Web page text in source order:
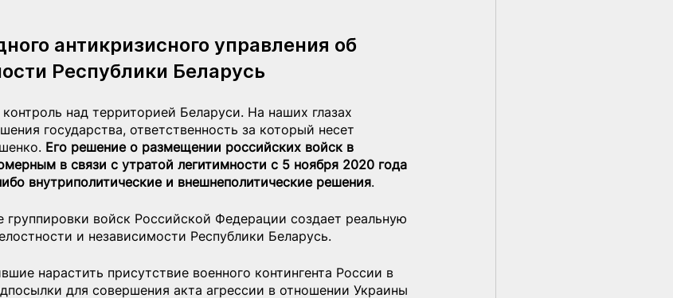
антикризисного управления об
Республики Беларусь
над территорией Беларуси. На наших глазах
государства, ответственность за который несет
Его решение о размещении российских войск в
в связи с утратой легитимности с 5 ноября 2020 года
внутриполитические и внешнеполитические решения.
группировки войск Российской Федерации создает реальную
и независимости Республики Беларусь.
нарастить присутствие военного контингента России в
для совершения акта агрессии в отношении Украины